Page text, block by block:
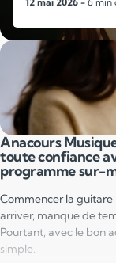
Anacours
toute confiance
programme sur-
Commencer la
arriver, manque de
Pourtant, avec le bon
simple.